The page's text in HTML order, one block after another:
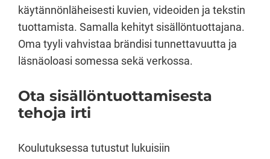
käytännönläheisesti kuvien, videoiden ja tekstin
tuottamista. Samalla kehityt sisällöntuottajana.
Oma tyyli vahvistaa brändisi tunnettavuutta ja
läsnäoloasi somessa sekä verkossa.
Ota sisällöntuottamisesta
tehoja irti
Koulutuksessa tutustut lukuisiin